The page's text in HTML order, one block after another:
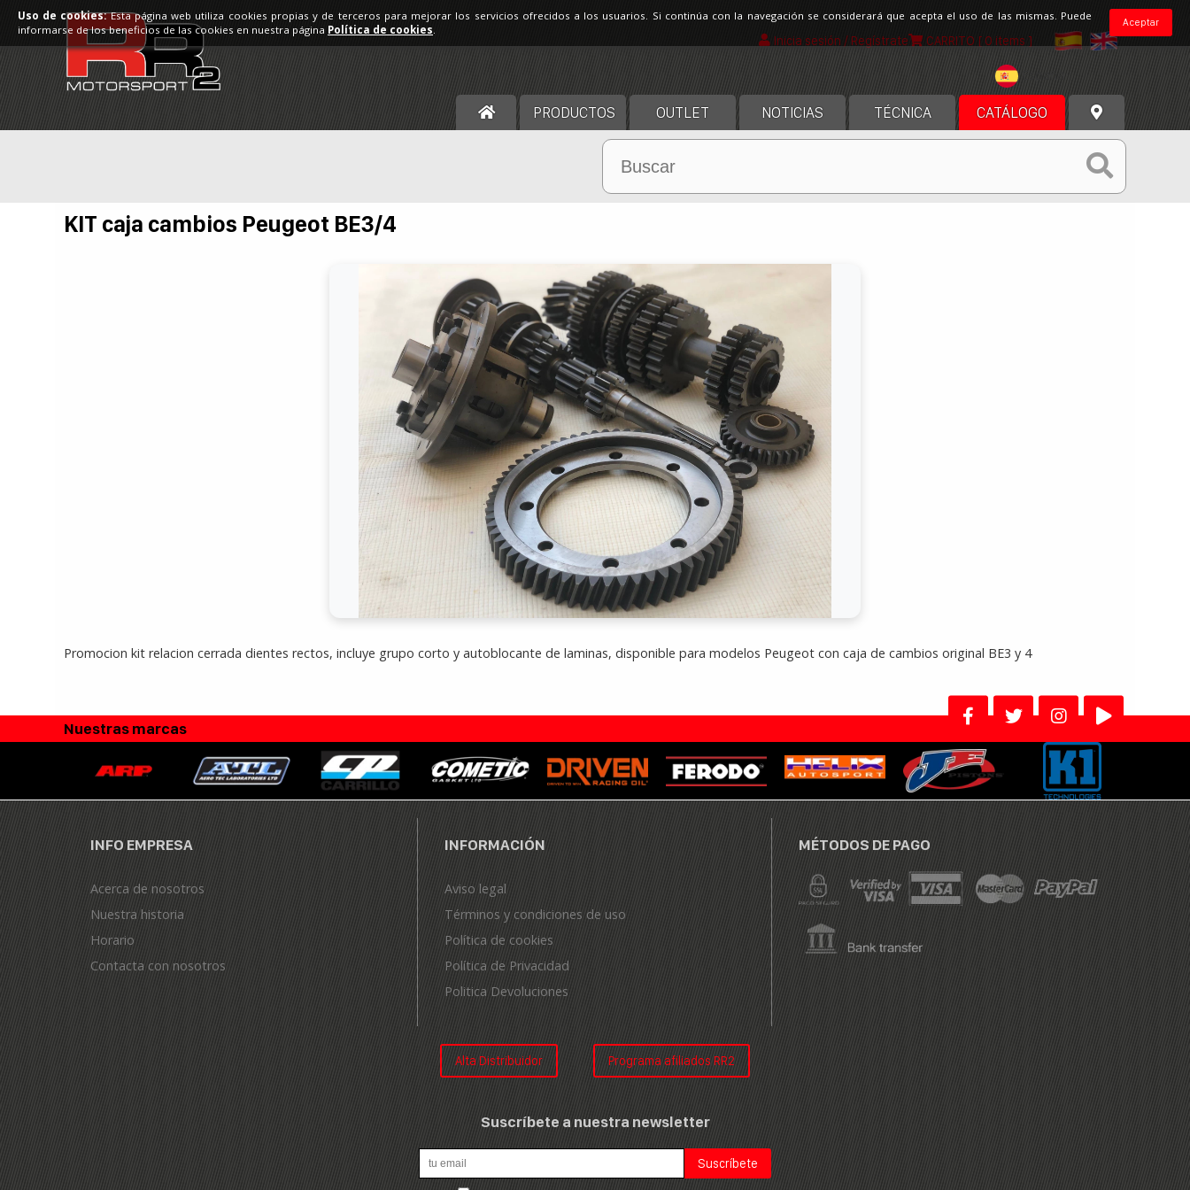
Inicia sesión / Regístrate CARRITO [ 0 items ]
PRODUCTOS OUTLET NOTICIAS TÉCNICA CATÁLOGO
KIT caja cambios Peugeot BE3/4
Promocion kit relacion cerrada dientes rectos, incluye grupo corto y autoblocante de laminas, disponible para modelos Peugeot con caja de cambios original BE3 y 4
Nuestras marcas
INFO EMPRESA
Acerca de nosotros
Nuestra historia
Horario
Contacta con nosotros
INFORMACIÓN
Aviso legal
Términos y condiciones de uso
Política de cookies
Política de Privacidad
Politica Devoluciones
MÉTODOS DE PAGO
Alta Distribuidor Programa afiliados RR2
Suscríbete a nuestra newsletter
Aceptar
Uso de cookies:Esta página web utiliza cookies propias y de terceros para mejorar los servicios ofrecidos a los usuarios. Si continúa con la navegación se considerará que acepta el uso de las mismas. Puede
informarse de los beneficios de las cookies en nuestra página Política de cookies.